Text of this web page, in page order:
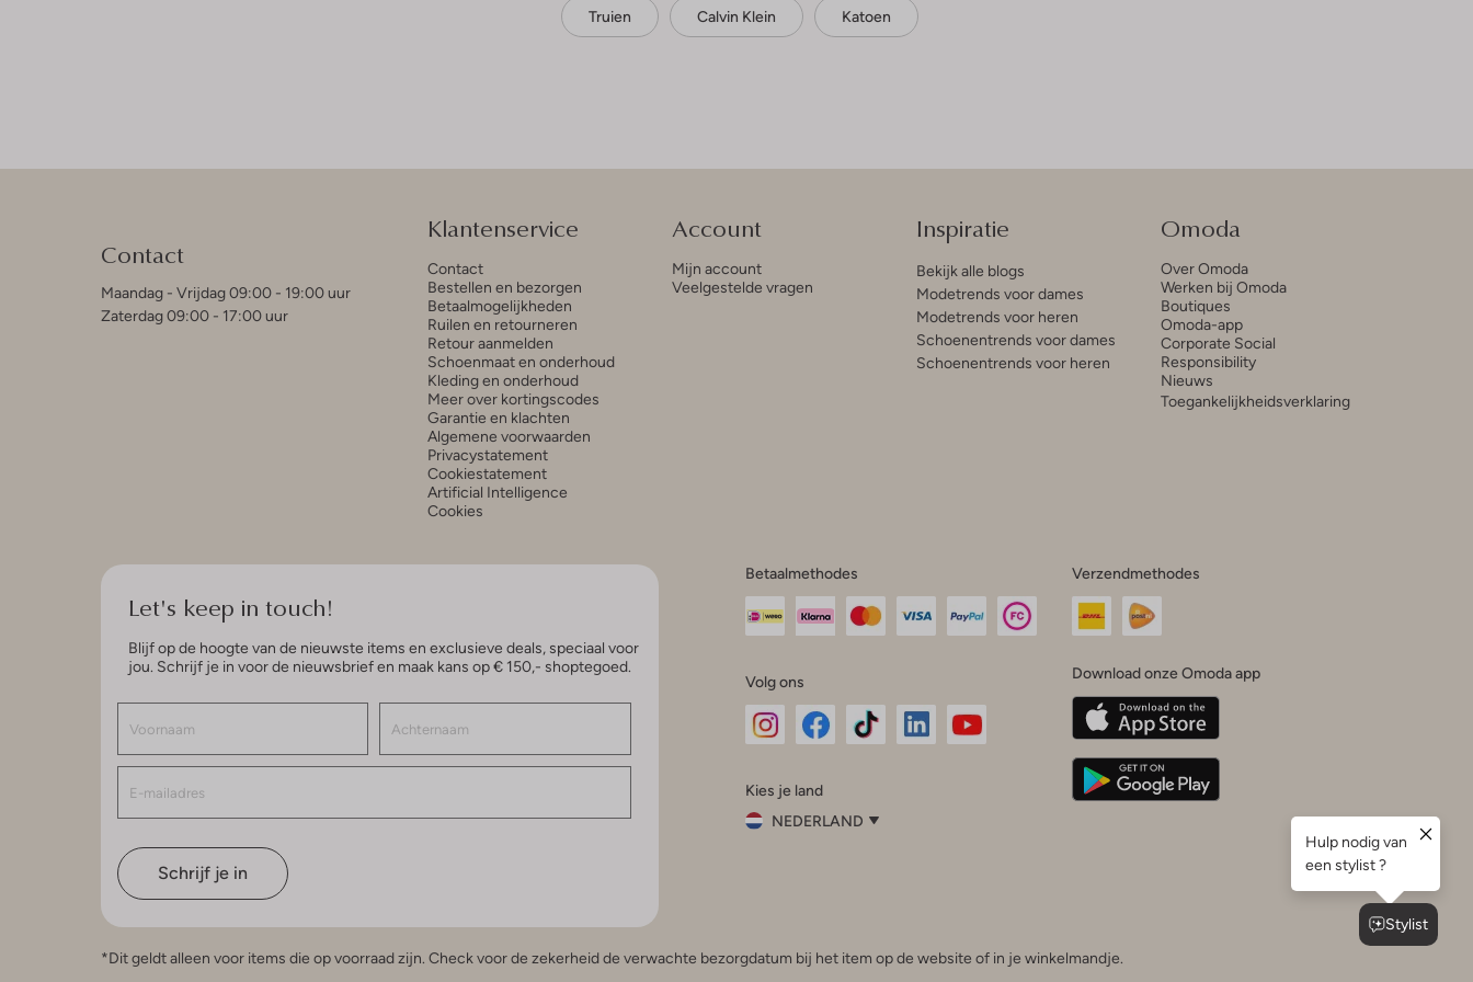
Truien Calvin Klein Katoen
Contact
Maandag - Vrijdag 09:00 - 19:00 uur
Zaterdag 09:00 - 17:00 uur
Klantenservice
Contact
Bestellen en bezorgen
Betaalmogelijkheden
Ruilen en retourneren
Retour aanmelden
Schoenmaat en onderhoud
Kleding en onderhoud
Meer over kortingscodes
Garantie en klachten
Algemene voorwaarden
Privacystatement
Cookiestatement
Artificial Intelligence
Cookies
Account
Mijn account
Veelgestelde vragen
Inspiratie
Bekijk alle blogs
Modetrends voor dames
Modetrends voor heren
Schoenentrends voor dames
Schoenentrends voor heren
Omoda
Over Omoda
Werken bij Omoda
Boutiques
Omoda-app
Corporate Social
Responsibility
Nieuws
Toegankelijkheidsverklaring
Let's keep in touch!
Blijf op de hoogte van de nieuwste items en exclusieve deals, speciaal voor
jou. Schrijf je in voor de nieuwsbrief en maak kans op € 150,- shoptegoed.
Schrijf je in
Betaalmethodes
Volg ons
InstagramFacebook
Kies je land
NEDERLAND
België (Nederlands)
Verzendmethodes
Download onze Omoda app
*Dit geldt alleen voor items die op voorraad zijn. Check voor de zekerheid de verwachte bezorgdatum bij het item op de website of in je winkelmandje.